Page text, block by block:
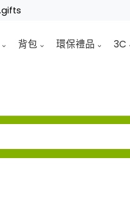
背包 環保禮品 3C